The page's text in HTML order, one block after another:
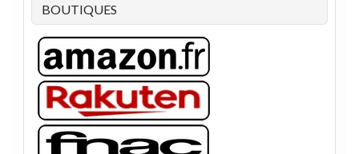
BOUTIQUES